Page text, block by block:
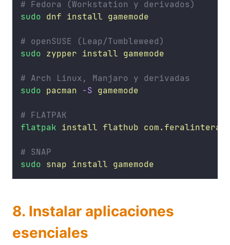
# Fedora (Workstation y derivados)
sudo dnf install gamemode
# openSUSE (Leap/Tumbleweed)
sudo zypper install gamemode
# Arch Linux, Manjaro y derivadas
sudo pacman -S gamemode
# FLATPAK
flatpak install flathub
# SNAP
sudo snap install gamemode
8. Instalar aplicaciones
esenciales